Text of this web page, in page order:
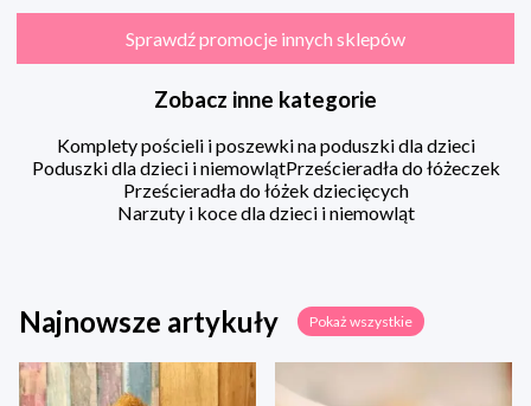
Sprawdź promocje innych sklepów
Zobacz inne kategorie
Komplety pościeli i poszewki na poduszki dla dzieci
Poduszki dla dzieci i niemowlątPrześcieradła do łóżeczek
Prześcieradła do łóżek dziecięcych
Narzuty i koce dla dzieci i niemowląt
Najnowsze artykuły Pokaż wszystkie